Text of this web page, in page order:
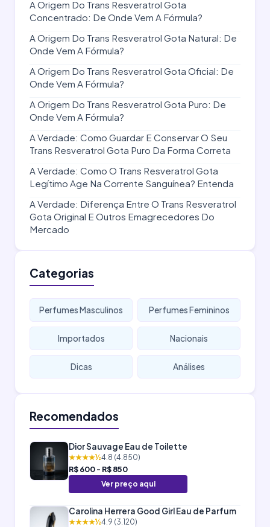
A Origem Do Trans Resveratrol Gota
Concentrado: De Onde Vem A Fórmula?
A Origem Do Trans Resveratrol Gota Natural: De
Onde Vem A Fórmula?
A Origem Do Trans Resveratrol Gota Oficial: De
Onde Vem A Fórmula?
A Origem Do Trans Resveratrol Gota Puro: De
Onde Vem A Fórmula?
A Verdade: Como Guardar E Conservar O Seu
Trans Resveratrol Gota Puro Da Forma Correta
A Verdade: Como O Trans Resveratrol Gota
Legítimo Age Na Corrente Sanguínea? Entenda
A Verdade: Diferença Entre O Trans Resveratrol
Gota Original E Outros Emagrecedores Do
Mercado
Categorias
Perfumes Masculinos Perfumes Femininos
Importados Nacionais
Dicas Análises
Recomendados
Dior Sauvage Eau de Toilette
★★★★½4.8 (4.850)
R$ 600 - R$ 850
Ver preço aqui
Carolina Herrera Good Girl Eau de Parfum
★★★★½4.9 (3.120)